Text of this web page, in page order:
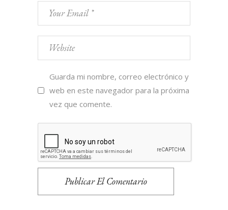
Guarda mi nombre, correo electrónico y
web en este navegador para la próxima
vez que comente.
Publicar El Comentario